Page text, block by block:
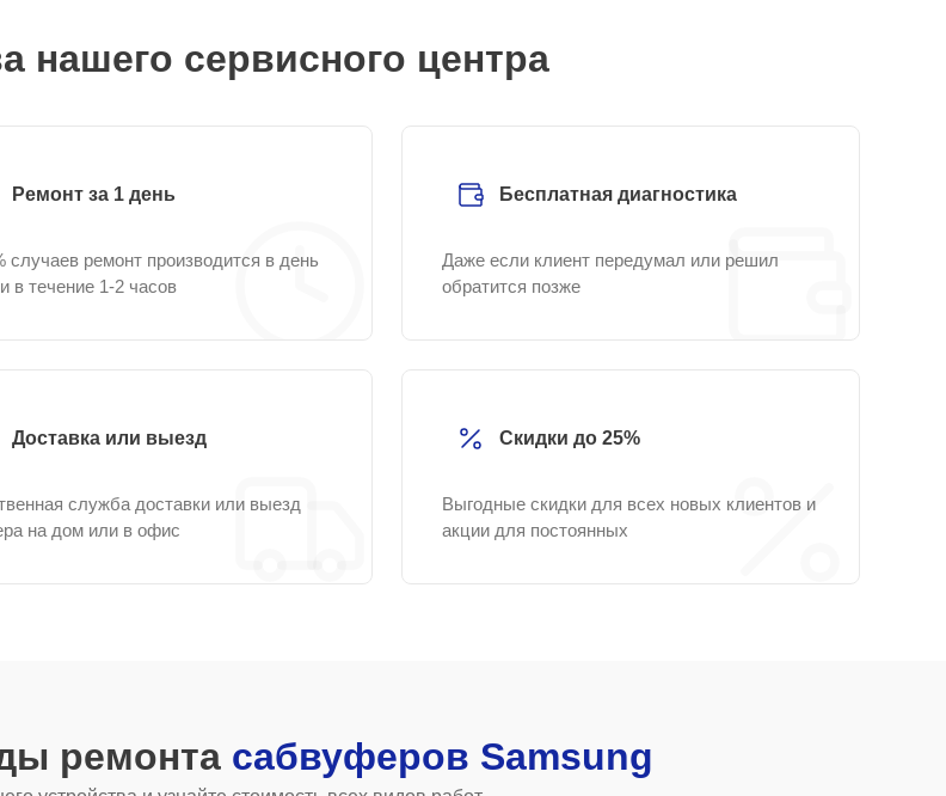
нашего сервисного центра
Ремонт за 1 день
случаев ремонт производится в день
в течение 1-2 часов
Бесплатная диагностика
Даже если клиент передумал или решил
обратится позже
Доставка или выезд
служба доставки или выезд
на дом или в офис
Скидки до 25%
Выгодные скидки для всех новых клиентов и
акции для постоянных
ремонта сабвуферов Samsung